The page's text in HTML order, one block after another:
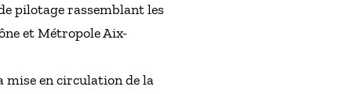
pilotage rassemblant les
et Métropole Aix-
mise en circulation de la